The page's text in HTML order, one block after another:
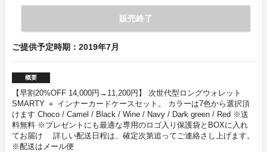
販売終了
ご提供予定時期：2019年7月
概要
【早割20%OFF 14,000円→11,200円】 次世代型ロングウォレット
SMARTY ＋ インナーカードケースセット。 カラーは7色から選択頂
けます Choco / Camel / Black / Wine / Navy / Dark green / Red ※送
料無料 ※プレゼントにも最適な専用のロゴ入り保護袋とBOXに入れ
てお届け 詳しい配送日程は、確定次第追ってご連絡さし上げます。
※配送はメール便